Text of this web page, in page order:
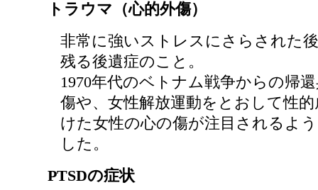
トラウマ（心的外傷）
非常に強いストレスにさらされた
残る後遺症のこと。
1970年代のベトナム戦争からの帰
傷や、女性解放運動をとおして性
けた女性の心の傷が注目されるよ
した。
PTSDの症状